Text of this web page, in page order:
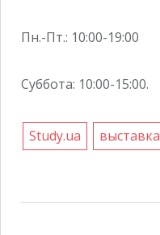
Пн.-Пт.: 10:00-19:00
Суббота: 10:00-15:00.
Study.ua выставка